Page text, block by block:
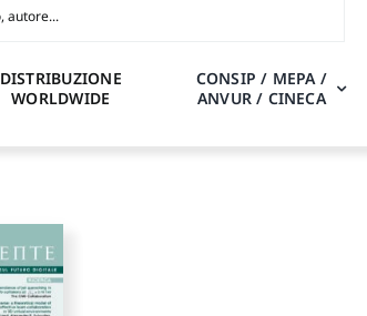
DISTRIBUZIONE
WORLDWIDE
CONSIP / MEPA /
ANVUR / CINECA